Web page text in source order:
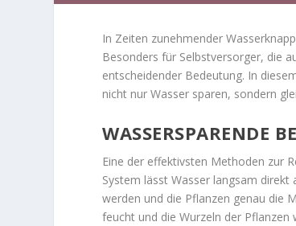
In Zeiten zunehmender
Besonders für Selbstversorger, die
entscheidender Bedeutung. In
nicht nur Wasser sparen, sondern
WASSERSPARENDE
Eine der effektivsten Methoden zur
System lässt Wasser langsam
werden und die Pflanzen genau die
feucht und die Wurzeln der